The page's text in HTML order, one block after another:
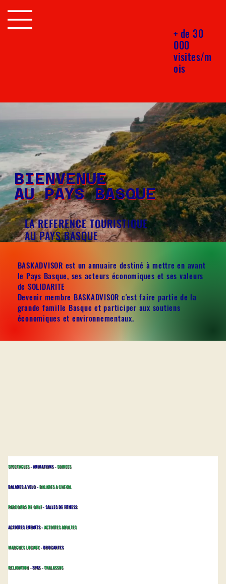
+ de 30
000
visites/m
ois
BIENVENUE
AU PAYS BASQUE
LA REFERENCE TOURISTIQUE
AU PAYS BASQUE
BASKADVISOR est un annuaire destiné à mettre en avant
le Pays Basque, ses acteurs économiques et ses valeurs
de SOLIDARITE
Devenir membre BASKADVISOR c'est faire partie de la
grande famille Basque et participer aux soutiens
économiques et environnementaux.
SPECTACLES- ANIMATIONS -SOIREES
BALADES A VELO -BALADES A CHEVAL
PARCOURS DE GOLF- SALLES DE FITNESS
ACTIVITES ENFANTS -ACTIVITES ADULTES
MARCHES LOCAUX- BROCANTES
RELAXATION- SPAS -THALASSOS